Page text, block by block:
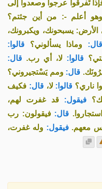
فإذا تَفرقوا عرجوا وصعدوا إلى
أعلم -: من أين جئتم؟
يسبحونك، ويكبرونك،
وماذا يسألوني؟ قالوا:
قالوا: لا، أي رب. قال:
قال: ومم يَسْتجيروني؟
ناري؟ قالوا: لا، قال: فكيف
فيقول: قد غفرت لهم،
قال: فيقولون: رب
معهم. فيقول: وله غفرت،